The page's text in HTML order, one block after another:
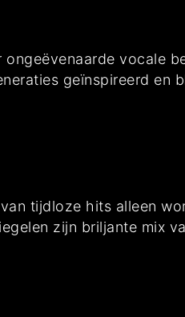
vocale
geïnspireerd en
tijdloze hits alleen
zijn briljante mix